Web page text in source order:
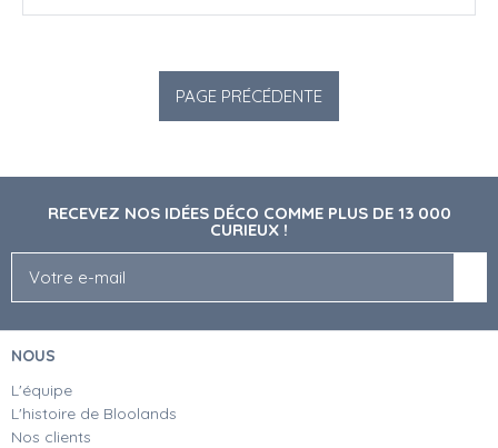
RECEVEZ NOS IDÉES DÉCO COMME PLUS DE 13 000
CURIEUX !
NOUS
L'équipe
L'histoire de Bloolands
Nos clients